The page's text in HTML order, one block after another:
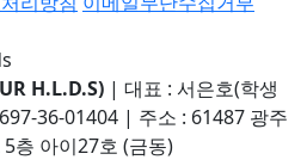
H.L.D.S) | 대표 : 서은호(학생
36-01404 | 주소 : 61487 광주
층 아이27호 (금동)